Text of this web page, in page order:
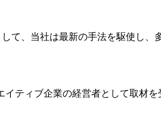
て、当社は最新の手法を駆使し、
ティブ企業の経営者として取材